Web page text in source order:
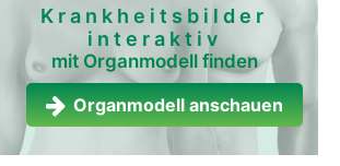
Krankheitsbilder
interaktiv
mit Organmodell finden
Organmodell anschauen